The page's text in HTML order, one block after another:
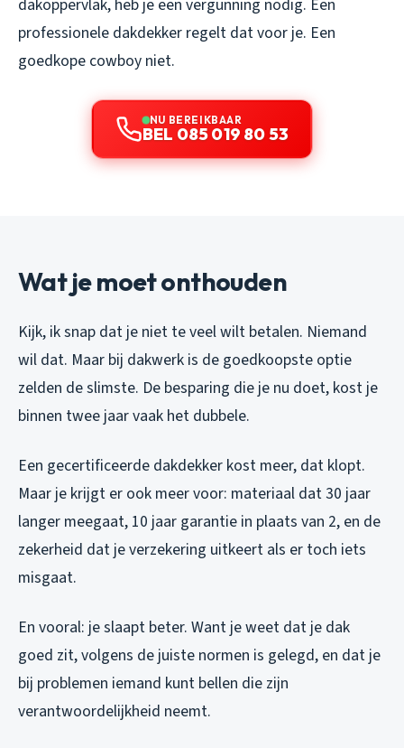
dakoppervlak, heb je een vergunning nodig. Een
professionele dakdekker regelt dat voor je. Een
goedkope cowboy niet.
NU BEREIKBAAR
BEL 085 019 80 53
Wat je moet onthouden
Kijk, ik snap dat je niet te veel wilt betalen. Niemand
wil dat. Maar bij dakwerk is de goedkoopste optie
zelden de slimste. De besparing die je nu doet, kost je
binnen twee jaar vaak het dubbele.
Een gecertificeerde dakdekker kost meer, dat klopt.
Maar je krijgt er ook meer voor: materiaal dat 30 jaar
langer meegaat, 10 jaar garantie in plaats van 2, en de
zekerheid dat je verzekering uitkeert als er toch iets
misgaat.
En vooral: je slaapt beter. Want je weet dat je dak
goed zit, volgens de juiste normen is gelegd, en dat je
bij problemen iemand kunt bellen die zijn
verantwoordelijkheid neemt.